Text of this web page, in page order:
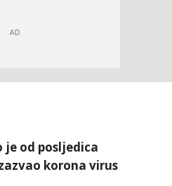
je od posljedica
korona virus